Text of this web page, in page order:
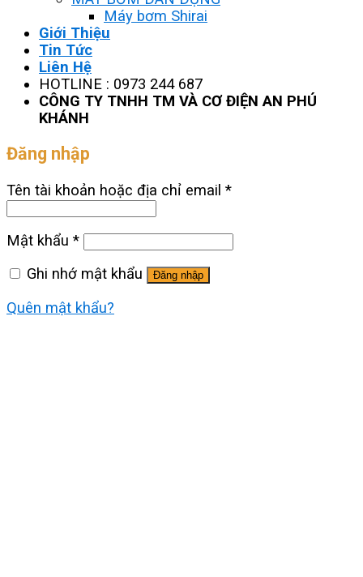
Máy bơm Shirai
Giới Thiệu
Tin Tức
Liên Hệ
HOTLINE : 0973 244 687
CÔNG TY TNHH TM VÀ CƠ ĐIỆN AN PHÚ
KHÁNH
Đăng nhập
Tên tài khoản hoặc địa chỉ email *
Mật khẩu *
Ghi nhớ mật khẩu
Đăng nhập
Quên mật khẩu?